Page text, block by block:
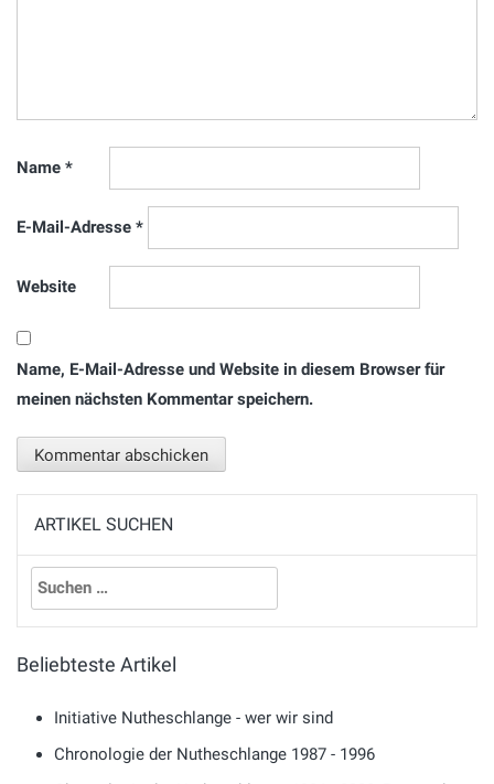
Name *
E-Mail-Adresse *
Website
Name, E-Mail-Adresse und Website in diesem Browser für
meinen nächsten Kommentar speichern.
ARTIKEL SUCHEN
Suchen
nach:
Beliebteste Artikel
Initiative Nutheschlange - wer wir sind
Chronologie der Nutheschlange 1987 - 1996